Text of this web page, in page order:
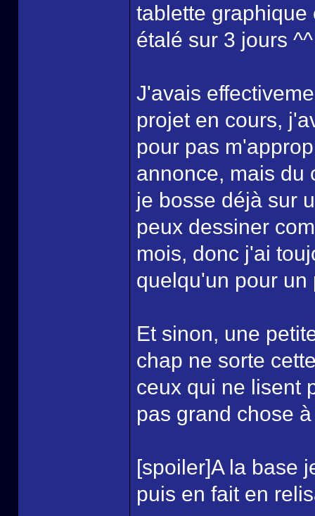
tablette graphique
étalé sur 3 jours ^^
J'avais
projet en cours,
pour pas
annonce, mais du
je bosse déjà sur
peux dessiner
mois, donc j'ai
quelqu'un pour un
Et sinon, une
chap ne sorte
ceux qui ne lisent
pas grand chose
[spoiler]A la base
puis en fait en